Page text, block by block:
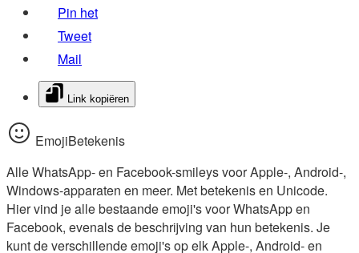
Pin het
Tweet
Mail
Link kopiëren
EmojiBetekenis
Alle WhatsApp- en Facebook-smileys voor Apple-, Android-,
Windows-apparaten en meer. Met betekenis en Unicode.
Hier vind je alle bestaande emoji's voor WhatsApp en
Facebook, evenals de beschrijving van hun betekenis. Je
kunt de verschillende emoji's op elk Apple-, Android- en